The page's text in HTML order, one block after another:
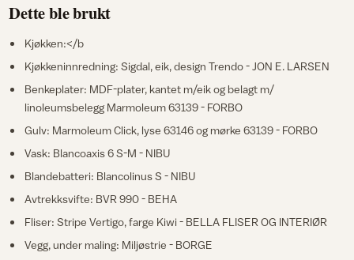
Dette ble brukt
Kjøkken:</b
Kjøkkeninnredning: Sigdal, eik, design Trendo - JON E. LARSEN
Benkeplater: MDF-plater, kantet m/eik og belagt m/
linoleumsbelegg Marmoleum 63139 - FORBO
Gulv: Marmoleum Click, lyse 63146 og mørke 63139 - FORBO
Vask: Blancoaxis 6 S-M - NIBU
Blandebatteri: Blancolinus S - NIBU
Avtrekksvifte: BVR 990 - BEHA
Fliser: Stripe Vertigo, farge Kiwi - BELLA FLISER OG INTERIØR
Vegg, under maling: Miljøstrie - BORGE